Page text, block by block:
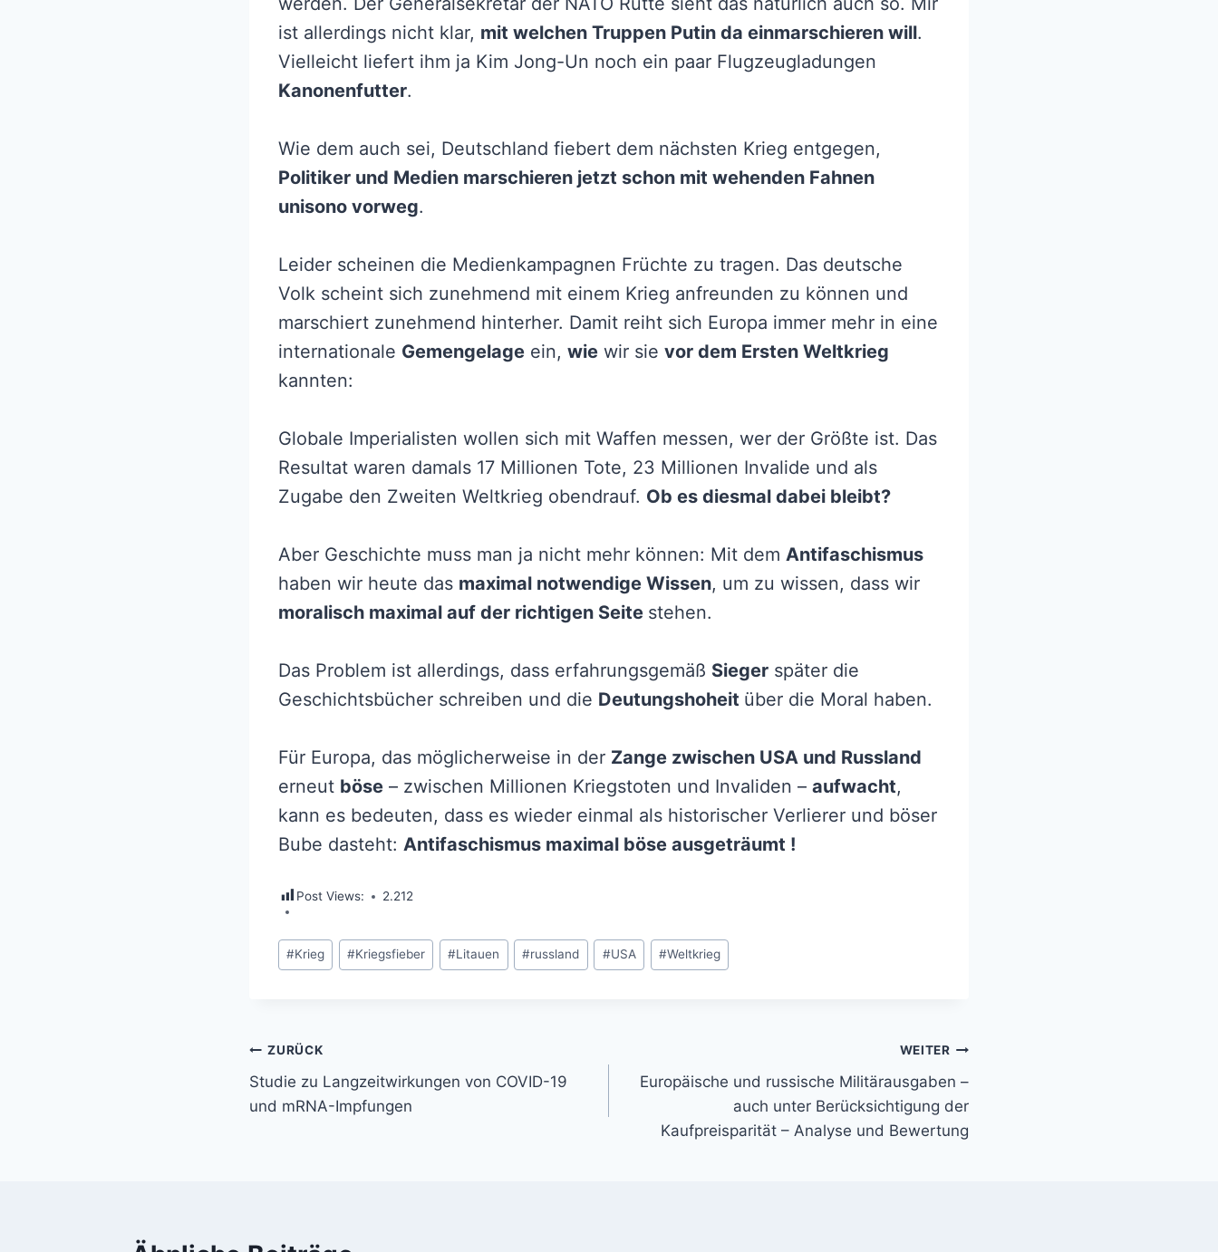
ist allerdings nicht klar, mit welchen Truppen Putin da einmarschieren will.
Vielleicht liefert ihm ja Kim Jong-Un noch ein paar Flugzeugladungen
Kanonenfutter.
Wie dem auch sei, Deutschland fiebert dem nächsten Krieg entgegen,
Politiker und Medien marschieren jetzt schon mit wehenden Fahnen
unisono vorweg.
Leider scheinen die Medienkampagnen Früchte zu tragen. Das deutsche
Volk scheint sich zunehmend mit einem Krieg anfreunden zu können und
marschiert zunehmend hinterher. Damit reiht sich Europa immer mehr in eine
internationale Gemengelage ein, wie wir sie vor dem Ersten Weltkrieg
kannten:
Globale Imperialisten wollen sich mit Waffen messen, wer der Größte ist. Das
Resultat waren damals 17 Millionen Tote, 23 Millionen Invalide und als
Zugabe den Zweiten Weltkrieg obendrauf. Ob es diesmal dabei bleibt?
Aber Geschichte muss man ja nicht mehr können: Mit dem Antifaschismus
haben wir heute das maximal notwendige Wissen, um zu wissen, dass wir
moralisch maximal auf der richtigen Seite stehen.
Das Problem ist allerdings, dass erfahrungsgemäß Sieger später die
Geschichtsbücher schreiben und die Deutungshoheit über die Moral haben.
Für Europa, das möglicherweise in der Zange zwischen USA und Russland
erneut böse – zwischen Millionen Kriegstoten und Invaliden – aufwacht,
kann es bedeuten, dass es wieder einmal als historischer Verlierer und böser
Bube dasteht: Antifaschismus maximal böse ausgeträumt !
Post Views: 2.212
Schlagworte:
#Krieg #Kriegsfieber #Litauen #russland #USA #Weltkrieg
Beitragsnavigation
ZURÜCK
Studie zu Langzeitwirkungen von COVID-19
und mRNA-Impfungen
WEITER
Europäische und russische Militärausgaben –
auch unter Berücksichtigung der
Kaufpreisparität – Analyse und Bewertung